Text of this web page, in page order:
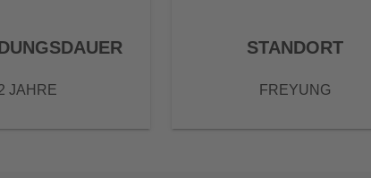
JAHRE
STANDORT
FREYUNG